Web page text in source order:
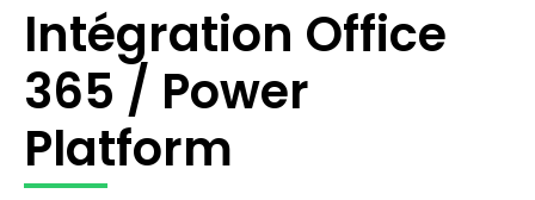
Intégration Office
365 / Power
Platform